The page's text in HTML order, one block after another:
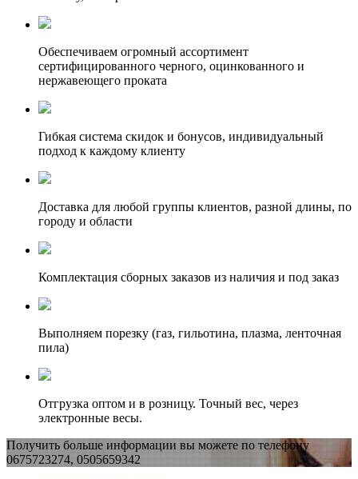
Обеспечиваем огромный ассортимент
сертифицированного черного, оцинкованного и
нержавеющего проката
Гибкая система скидок и бонусов, индивидуальный
подход к каждому клиенту
Доставка для любой группы клиентов, разной длины, по
городу и области
Комплектация сборных заказов из наличия и под заказ
Выполняем порезку (газ, гильотина, плазма, ленточная
пила)
Отгрузка оптом и в розницу. Точный вес, через
электронные весы.
Получить больше информации вы можете по телефону
0675723274, 0505659342